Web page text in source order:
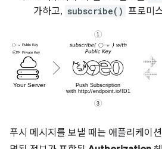
가하고, subscribe() 프로미
푸시 메시지를 보낼 때는 애플리케이